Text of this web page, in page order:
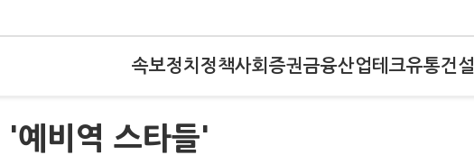
속보정치 정책사회 증권금융산업테크유통건설
예비역 스타들'